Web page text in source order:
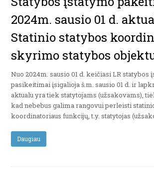
2024m. sausio 01 d.
Statinio statybos
skyrimo statybos
Nuo 2024m. sausio 01 d. keičiasi LR statybos
pasikeitimai įsigalioja š.m. sausio 01 d. ir
aktualu yra tiek statytojams (užsakovams),
kad nebebus galima rangovui perleisti
koordinatoriaus funkcijų, t.y. statytojas
Daugiau